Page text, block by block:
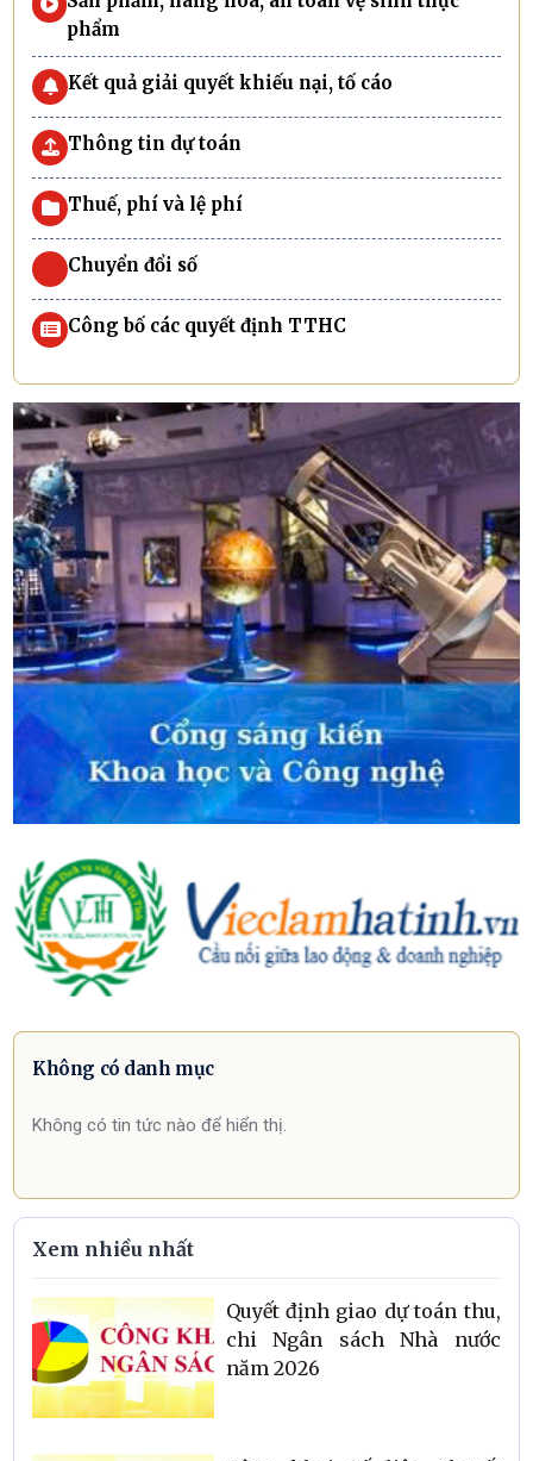
phẩm
Kết quả giải quyết khiếu nại, tố cáo
Thông tin dự toán
Thuế, phí và lệ phí
Chuyển đổi số
Công bố các quyết định TTHC
Không có danh mục
Không có tin tức nào để hiển thị.
Xem nhiều nhất
Quyết định giao dự toán thu,
chi Ngân sách Nhà nước
năm 2026